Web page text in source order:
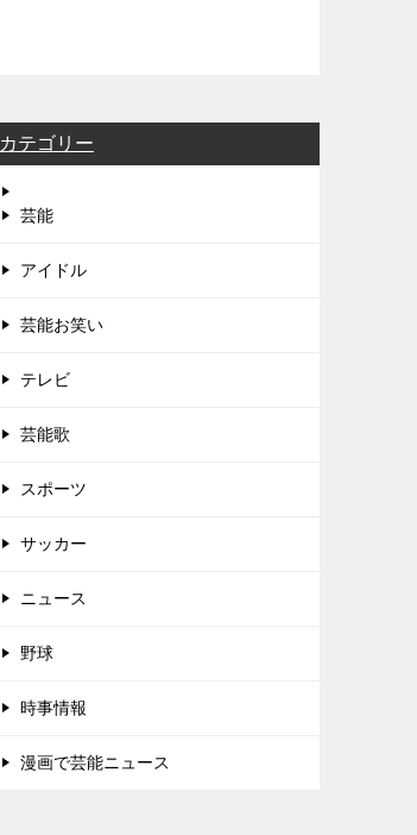
カテゴリー
芸能
アイドル
芸能お笑い
テレビ
芸能歌
スポーツ
サッカー
ニュース
野球
時事情報
漫画で芸能ニュース